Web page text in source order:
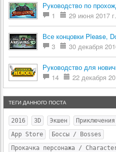
Руководство по
1
29 июня 2017 г.
Все концовки Please,
3
30 декабря
Руководство для
14
22 декабря
ТЕГИ ДАННОГО ПОСТА
2016 3D Экшен
App Store
Боссы / Bosses
Прокачка персонажа /